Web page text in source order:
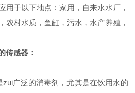
于以下地点：家用，自来水水厂，
农村水质，鱼缸，污水，水产养殖，
传感器：
广泛的消毒剂，尤其是在饮用水的